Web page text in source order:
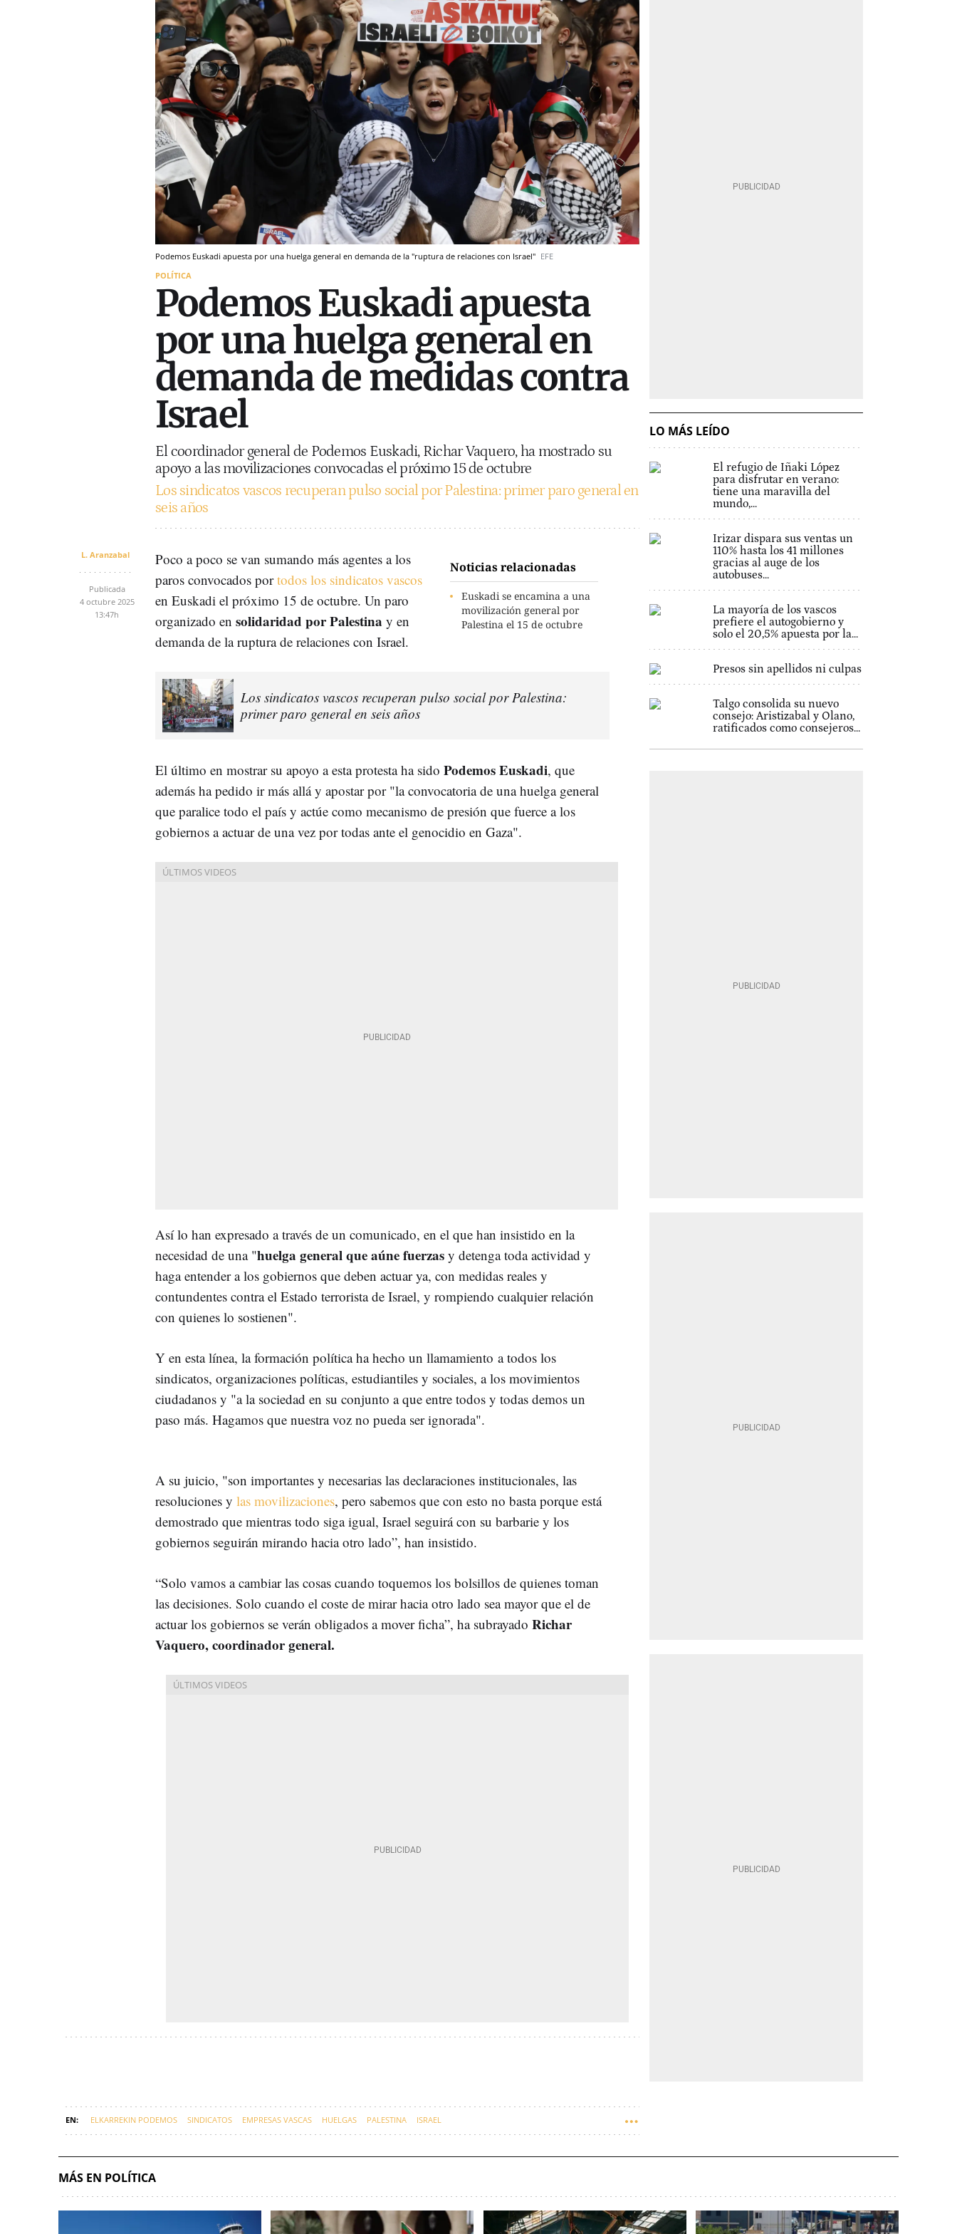
Podemos Euskadi apuesta por una huelga general en demanda de la "ruptura de relaciones con Israel" EFE
POLÍTICA
Podemos Euskadi apuesta
por una huelga general en
demanda de medidas contra
Israel
El coordinador general de Podemos Euskadi, Richar Vaquero, ha mostrado su
apoyo a las movilizaciones convocadas el próximo 15 de octubre
Los sindicatos vascos recuperan pulso social por Palestina: primer paro general en
seis años
L. Aranzabal
Publicada
4 octubre 2025
13:47h
Noticias relacionadas
Euskadi se encamina a una
movilización general por
Palestina el 15 de octubre
Poco a poco se van sumando más agentes a los
paros convocados portodos los sindicatos vascos
en Euskadi el próximo 15 de octubre. Un paro
organizado en solidaridad por Palestina y en
demanda de la ruptura de relaciones con Israel.
Los sindicatos vascos recuperan pulso social por Palestina:
primer paro general en seis años
El último en mostrar su apoyo a esta protesta ha sido Podemos Euskadi, que
además ha pedido ir más allá y apostar por "la convocatoria de una huelga general
que paralice todo el país y actúe como mecanismo de presión que fuerce a los
gobiernos a actuar de una vez por todas ante el genocidio en Gaza".
Así lo han expresado a través de un comunicado, en el que han insistido en la
necesidad de una "huelga general que aúne fuerzas y detenga toda actividad y
haga entender a los gobiernos que deben actuar ya, con medidas reales y
contundentes contra el Estado terrorista de Israel, y rompiendo cualquier relación
con quienes lo sostienen".
Y en esta línea, la formación política ha hecho un llamamiento a todos los
sindicatos, organizaciones políticas, estudiantiles y sociales, a los movimientos
ciudadanos y "a la sociedad en su conjunto a que entre todos y todas demos un
paso más. Hagamos que nuestra voz no pueda ser ignorada".
A su juicio, "son importantes y necesarias las declaraciones institucionales, las
resoluciones y las movilizaciones, pero sabemos que con esto no basta porque está
demostrado que mientras todo siga igual, Israel seguirá con su barbarie y los
gobiernos seguirán mirando hacia otro lado”, han insistido.
“Solo vamos a cambiar las cosas cuando toquemos los bolsillos de quienes toman
las decisiones. Solo cuando el coste de mirar hacia otro lado sea mayor que el de
actuar los gobiernos se verán obligados a mover ficha”, ha subrayado Richar
Vaquero, coordinador general.
ELKARREKIN PODEMOS SINDICATOS EMPRESAS VASCAS HUELGAS PALESTINA ISRAEL
LO MÁS LEÍDO
El refugio de Iñaki López
para disfrutar en verano:
tiene una maravilla del
mundo,...
Irizar dispara sus ventas un
110% hasta los 41 millones
gracias al auge de los
autobuses...
La mayoría de los vascos
prefiere el autogobierno y
solo el 20,5% apuesta por la...
Presos sin apellidos ni culpas
Talgo consolida su nuevo
consejo: Aristizabal y Olano,
ratificados como consejeros...
MÁS EN POLÍTICA